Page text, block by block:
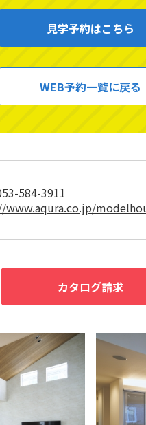
見学予約はこちら
WEB予約一覧に戻る
584-3911
www.aqura.co.jp/
カタログ請求